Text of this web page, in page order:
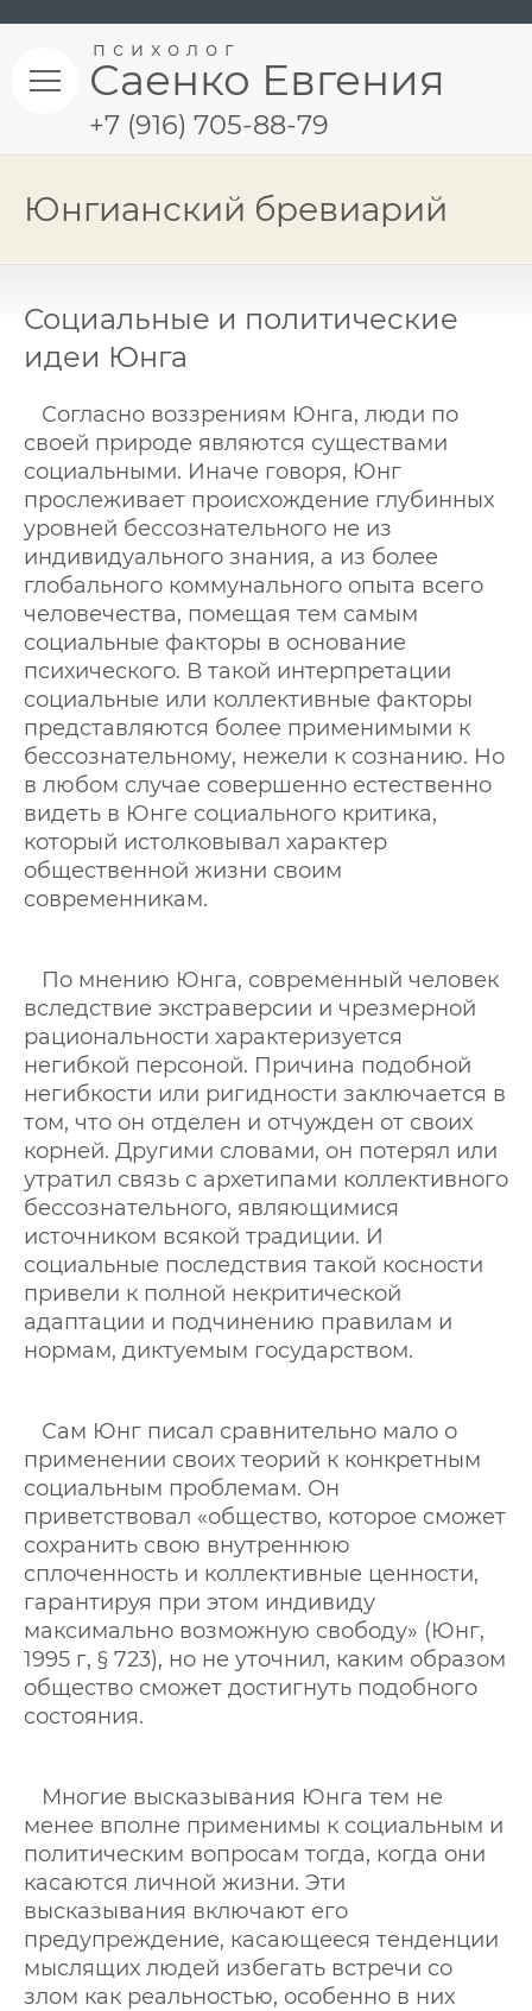
Саенко Евгения
психолог
+7 (916) 705-88-79
Юнгианский бревиарий
Социальные и политические
идеи Юнга
Согласно воззрениям Юнга, люди по
своей природе являются существами
социальными. Иначе говоря, Юнг
прослеживает происхождение глубинных
уровней бессознательного не из
индивидуального знания, а из более
глобального коммунального опыта всего
человечества, помещая тем самым
социальные факторы в основание
психического. В такой интерпретации
социальные или коллективные факторы
представляются более применимыми к
бессознательному, нежели к сознанию. Но
в любом случае совершенно естественно
видеть в Юнге социального критика,
который истолковывал характер
общественной жизни своим
современникам.
По мнению Юнга, современный человек
вследствие экстраверсии и чрезмерной
рациональности характеризуется
негибкой персоной. Причина подобной
негибкости или ригидности заключается в
том, что он отделен и отчужден от своих
корней. Другими словами, он потерял или
утратил связь с архетипами коллективного
бессознательного, являющимися
источником всякой традиции. И
социальные последствия такой косности
привели к полной некритической
адаптации и подчинению правилам и
нормам, диктуемым государством.
Сам Юнг писал сравнительно мало о
применении своих теорий к конкретным
социальным проблемам. Он
приветствовал «общество, которое сможет
сохранить свою внутреннюю
сплоченность и коллективные ценности,
гарантируя при этом индивиду
максимально возможную свободу» (Юнг,
1995 г, § 723), но не уточнил, каким образом
общество сможет достигнуть подобного
состояния.
Многие высказывания Юнга тем не
менее вполне применимы к социальным и
политическим вопросам тогда, когда они
касаются личной жизни. Эти
высказывания включают его
предупреждение, касающееся тенденции
мыслящих людей избегать встречи со
злом как реальностью, особенно в них